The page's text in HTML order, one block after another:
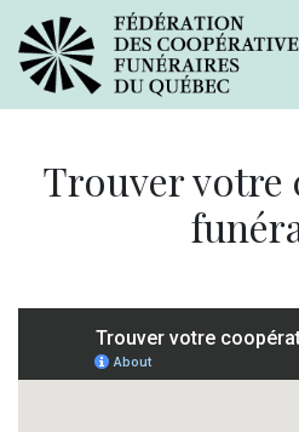
Trouver votre